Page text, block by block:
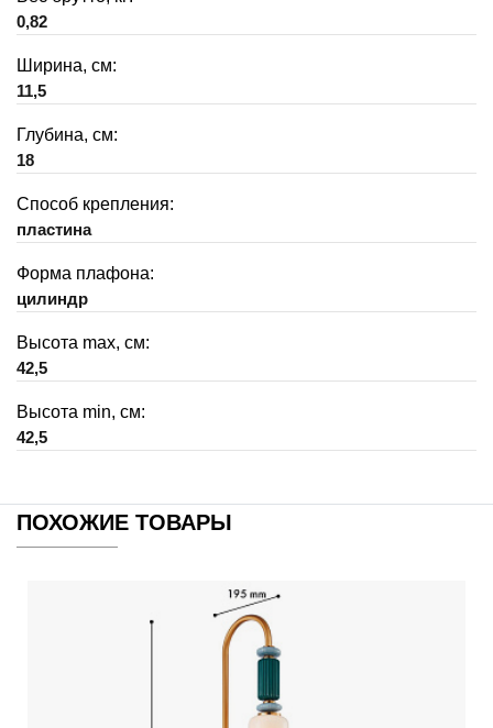
0,82
Ширина, см:
11,5
Глубина, см:
18
Способ крепления:
пластина
Форма плафона:
цилиндр
Высота max, см:
42,5
Высота min, см:
42,5
ПОХОЖИЕ ТОВАРЫ